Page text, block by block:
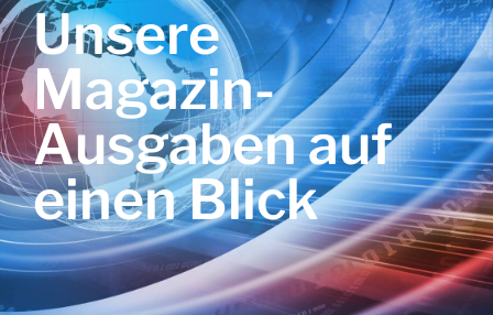
Unsere
Magazin-
Ausgaben auf
einen Blick